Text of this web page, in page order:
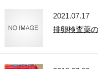
2021.07.17
排卵検査薬